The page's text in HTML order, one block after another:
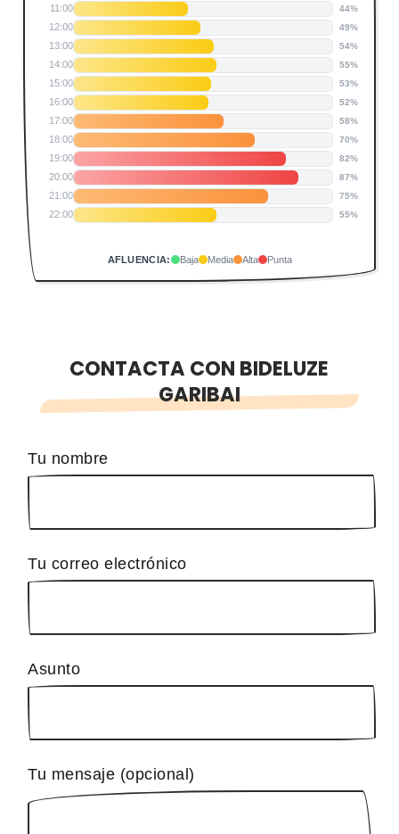
11:00 44%
12:00 49%
13:00 54%
14:00 55%
15:00 53%
16:00 52%
17:00 58%
18:00 70%
19:00 82%
20:00 87%
21:00 75%
22:00 55%
AFLUENCIA: Baja Media Alta Punta
CONTACTA CON BIDELUZE
GARIBAI
Tu nombre
Tu correo electrónico
Asunto
Tu mensaje (opcional)